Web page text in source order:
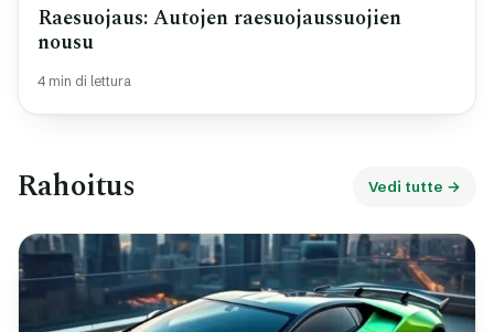
Raesuojaus: Autojen raesuojaussuojien
nousu
4 min di lettura
Rahoitus Vedi tutte →